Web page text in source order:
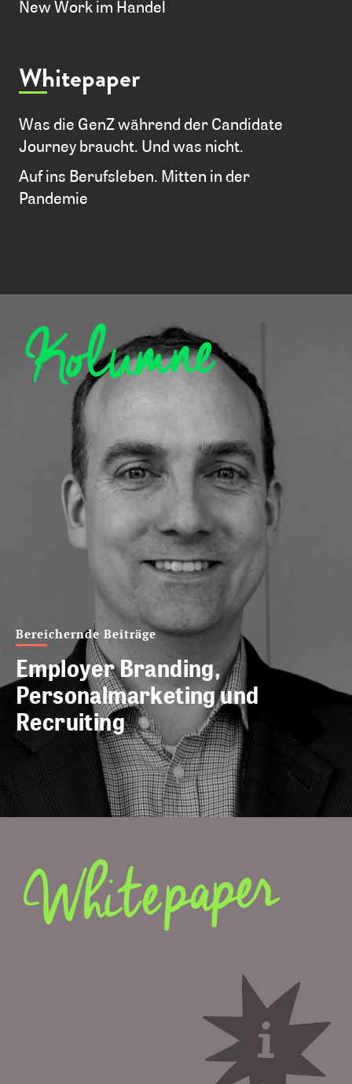
New Work im Handel
Whitepaper
Was die GenZ während der Candidate
Journey braucht. Und was nicht.
Auf ins Berufsleben. Mitten in der
Pandemie
Bereichernde Beiträge
Employer Branding,
Personalmarketing und
Recruiting